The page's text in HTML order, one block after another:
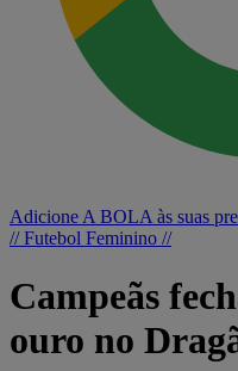
Adicione A BOLA às suas
// Futebol Feminino //
Campeãs
ouro no